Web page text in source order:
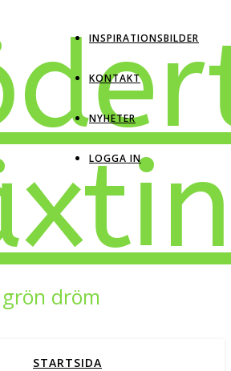
INSPIRATIONSBILDER
KONTAKT
NYHETER
LOGGA IN
dröm
STARTSIDA